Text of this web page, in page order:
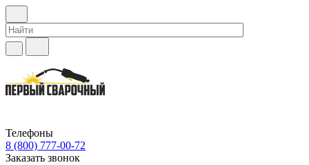
Телефоны
8 (800) 777-00-72
Заказать звонок